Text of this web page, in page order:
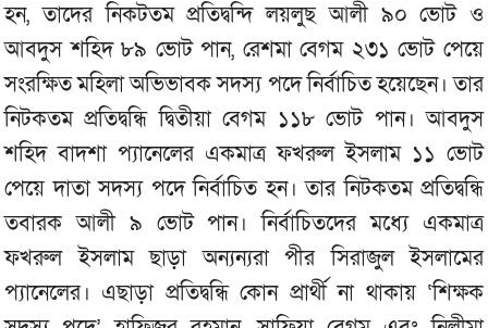
হন, তাদের নিকটতম প্রতিদ্বন্দি লয়লুছ আলী ৯০ ভোট ও
আবদুস শহিদ ৮৯ ভোট পান, রেশমা বেগম ২৩১ ভোট পেয়ে
সংরক্ষিত মহিলা অভিভাবক সদস্য পদে নির্বাচিত হয়েছেন। তার
নিটকতম প্রতিদ্বন্ধি দ্বিতীয়া বেগম ১১৮ ভোট পান। আবদুস
শহিদ বাদশা প্যানেলের একমাত্র ফখরুল ইসলাম ১১ ভোট
পেয়ে দাতা সদস্য পদে নির্বাচিত হন। তার নিটকতম প্রতিদ্বন্ধি
তবারক আলী ৯ ভোট পান। নির্বাচিতদের মধ‌্যে একমাত্র
ফখরুল ইসলাম ছাড়া অন‌্যন‌্যরা পীর সিরাজুল ইসলামের
প‌্যানেলের। এছাড়া প্রতিদ্বন্ধি কোন প্রার্থী না থাকায় ‘শিক্ষক